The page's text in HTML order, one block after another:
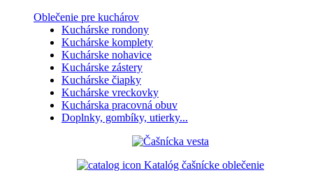
Oblečenie pre kuchárov
Kuchárske rondony
Kuchárske komplety
Kuchárske nohavice
Kuchárske zástery
Kuchárske čiapky
Kuchárske vreckovky
Kuchárska pracovná obuv
Doplnky, gombíky, utierky...
Katalóg čašnícke oblečenie